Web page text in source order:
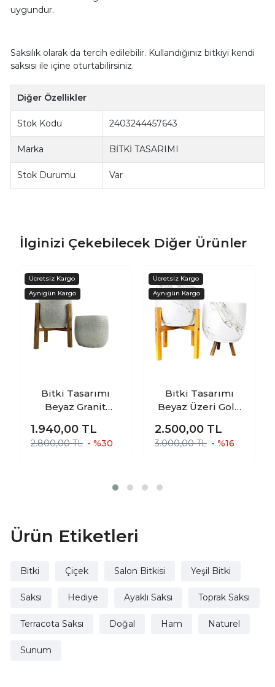
uygundur.
Saksılık olarak da tercih edilebilir. Kullandığınız bitkiyi kendi
saksısı ile içine oturtabilirsiniz.
Diğer Özellikler
Stok Kodu 2403244457643
Marka BİTKİ TASARIMI
Stok Durumu Var
İlginizi Çekebilecek Diğer Ürünler
Bitki Tasarımı
Beyaz Granit
Saksılık Salon
Çiçeklik İkili Set
1.940,00 TL
2.800,00 TL - %30
Bitki Tasarımı
Beyaz Üzeri Gold
Toprak Saksı
Saksılık Salon
2.500,00 TL
3.000,00 TL - %16
Ürün Etiketleri
Bitki Çiçek Salon Bitkisi Yeşil Bitki
Saksı Hediye Ayaklı Saksı Toprak Saksı
Terracota Saksı Doğal Ham Naturel
Sunum